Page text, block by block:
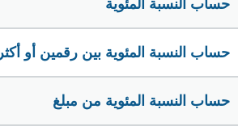
حساب النسبة المئوية
حساب النسبة المئوية بين رقمين أو أكثر
حساب النسبة المئوية من مبلغ